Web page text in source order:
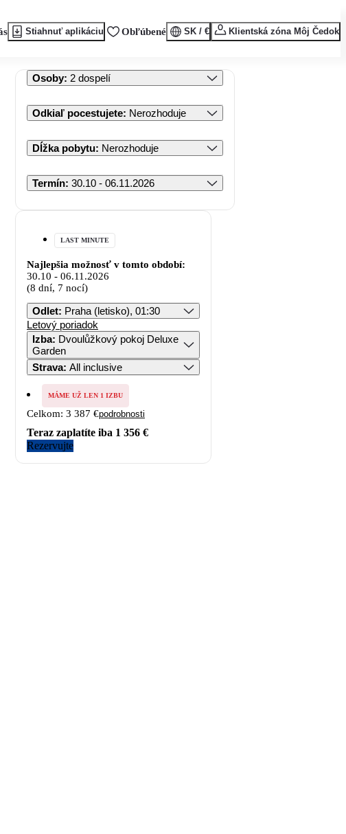
Stiahnuť aplikáciu Obľúbené SK / € Klientská zóna Môj Čedok
v okolí
Osoby: 2 dospelí
Odkiaľ pocestujete: Nerozhoduje
Dĺžka pobytu: Nerozhoduje
Termín: 30.10 - 06.11.2026
LAST MINUTE
Najlepšia možnosť v tomto období:
30.10 - 06.11.2026
(8 dní, 7 nocí)
Odlet: Praha (letisko), 01:30
Letový poriadok
Izba: Dvoulůžkový pokoj Deluxe
Garden
Strava: All inclusive
MÁME UŽ LEN 1 IZBU
Celkom: 3 387 €podrobnosti
Teraz zaplatíte iba 1 356 €
Rezervujte